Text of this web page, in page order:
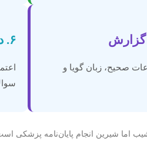
صحیح، زبان گویا و
۶. دفاع و ارائه موفق
اما شیرین انجام پایان‌نامه پزشکی